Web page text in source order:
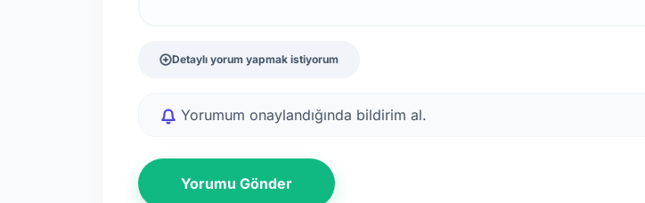
Detaylı yorum yapmak istiyorum
Yorumum onaylandığında bildirim al.
Yorumu Gönder